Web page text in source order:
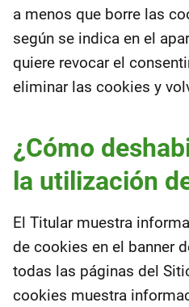
a menos que borre las
según se indica en el
quiere revocar el
eliminar las cookies y
¿Cómo
la utilización
El Titular muestra
de cookies en el banner
todas las páginas del
cookies muestra